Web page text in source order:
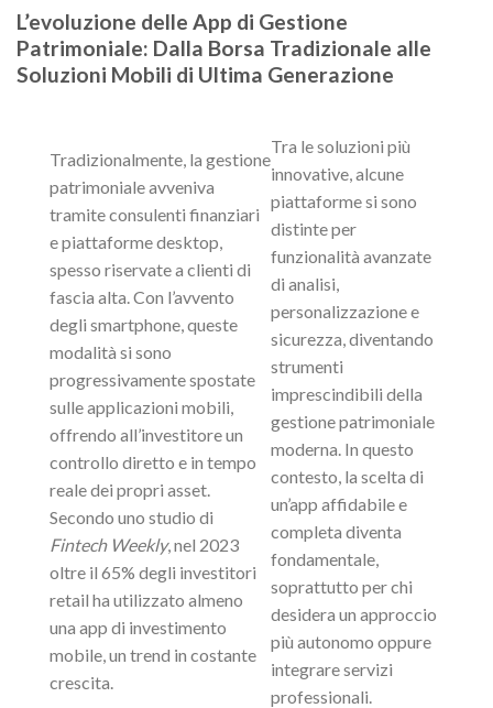
L’evoluzione delle App di Gestione
Patrimoniale: Dalla Borsa Tradizionale alle
Soluzioni Mobili di Ultima Generazione
Tradizionalmente, la gestione
patrimoniale avveniva
tramite consulenti finanziari
e piattaforme desktop,
spesso riservate a clienti di
fascia alta. Con l’avvento
degli smartphone, queste
modalità si sono
progressivamente spostate
sulle applicazioni mobili,
offrendo all’investitore un
controllo diretto e in tempo
reale dei propri asset.
Secondo uno studio di
Fintech Weekly, nel 2023
oltre il 65% degli investitori
retail ha utilizzato almeno
una app di investimento
mobile, un trend in costante
crescita.
Tra le soluzioni più
innovative, alcune
piattaforme si sono
distinte per
funzionalità avanzate
di analisi,
personalizzazione e
sicurezza, diventando
strumenti
imprescindibili della
gestione patrimoniale
moderna. In questo
contesto, la scelta di
un’app affidabile e
completa diventa
fondamentale,
soprattutto per chi
desidera un approccio
più autonomo oppure
integrare servizi
professionali.